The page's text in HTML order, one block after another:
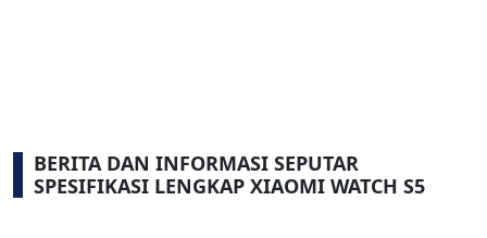
BERITA DAN INFORMASI SEPUTAR
SPESIFIKASI LENGKAP XIAOMI WATCH S5